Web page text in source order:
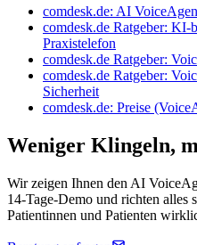
comdesk.de: AI
comdesk.de Ratgeber: KI-
Praxistelefon
comdesk.de Ratgeber:
comdesk.de Ratgeber:
Sicherheit
comdesk.de: Preise
Weniger Klingeln,
Wir zeigen Ihnen den AI
14-Tage-Demo und richten alles
Patientinnen und Patienten